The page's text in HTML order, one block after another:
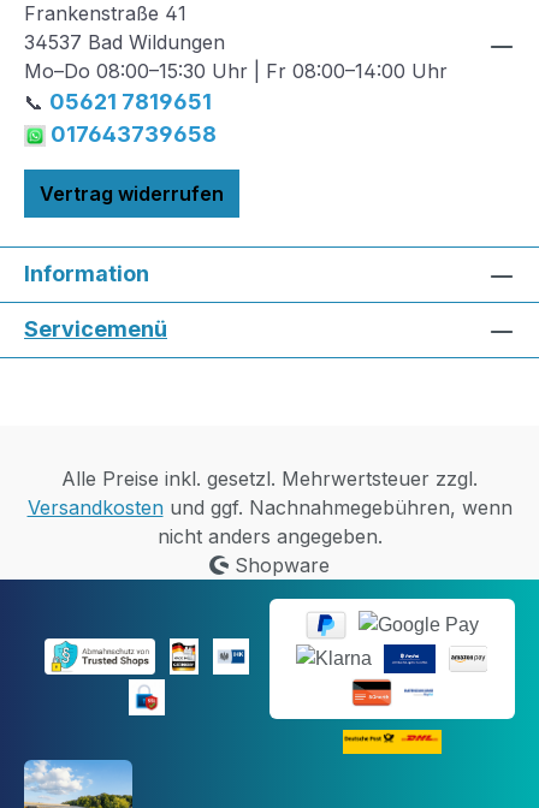
Frankenstraße 41
34537 Bad Wildungen
Mo–Do 08:00–15:30 Uhr | Fr 08:00–14:00 Uhr
📞 05621 7819651
017643739658
Vertrag widerrufen
Information
Servicemenü
Alle Preise inkl. gesetzl. Mehrwertsteuer zzgl.
Versandkostenund ggf. Nachnahmegebühren, wenn
nicht anders angegeben.
Shopware